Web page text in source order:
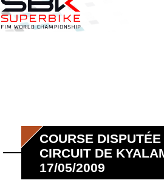
COURSE
CIRCUIT DE
17/05/2009